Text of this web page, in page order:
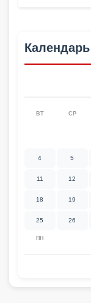
ПН
ВТ СР
4 5
11 12
18 19
25 26